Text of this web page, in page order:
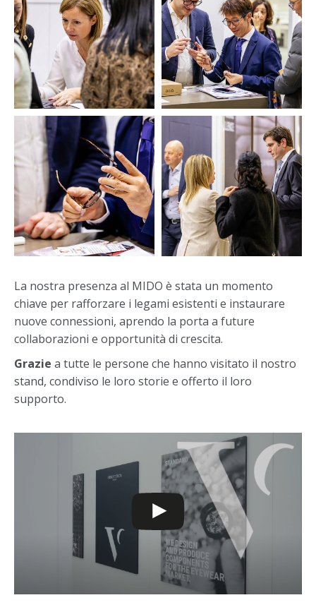
La nostra presenza al MIDO è stata un momento
chiave per rafforzare i legami esistenti e instaurare
nuove connessioni, aprendo la porta a future
collaborazioni e opportunità di crescita.
Grazie a tutte le persone che hanno visitato il nostro
stand, condiviso le loro storie e offerto il loro
supporto.